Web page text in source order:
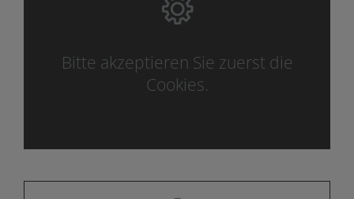
Bitte akzeptieren Sie zuerst die
Cookies.